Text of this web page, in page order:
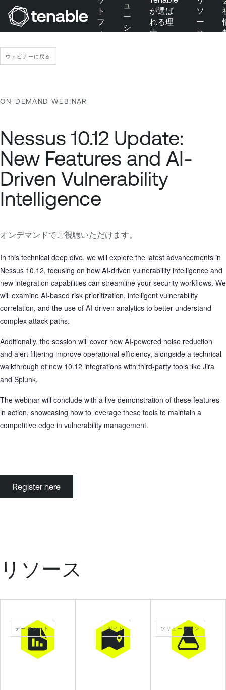
メインコンテンツにスキップ
ト
フ
ォ
ュ
ー
シ
が選ば
れる理
由
ソ
ー
ス
ウェビナーに戻る
ON-DEMAND WEBINAR
Nessus 10.12 Update:
New Features and AI-
Driven Vulnerability
Intelligence
e
n
a
b
l
e
e
s
s
u
オンデマンドでご視聴いただけます。
In this technical deep dive, we will explore the latest advancements in
Nessus 10.12, focusing on how AI-driven vulnerability intelligence and
new integration capabilities can streamline your security workflows. We
will examine AI-based risk prioritization, intelligent vulnerability
correlation, and the use of AI-driven analytics to better understand
complex attack paths.
Additionally, the session will cover how AI-powered noise reduction
and alert filtering improve operational efficiency, alongside a technical
walkthrough of new 10.12 integrations with third-party tools like Jira
and Splunk.
The webinar will conclude with a live demonstration of these features
in action, showcasing how to leverage these tools to maintain a
competitive edge in vulnerability management.
Register here
リソース
データシート ガイド ソリューション